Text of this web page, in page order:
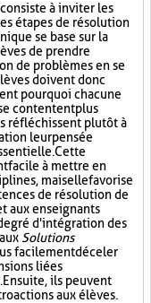
à inviter les
étapes de résolution
se base sur la
de prendre
de problèmes en se
doivent donc
pourquoi chacune
contentent plus
réfléchissent plutôt à
leur pensée
Cette
facile à mettre en
mais elle favorise
de résolution de
aux enseignants
d'intégration des
Solutions
facilement déceler
liées
ils peuvent
aux élèves.